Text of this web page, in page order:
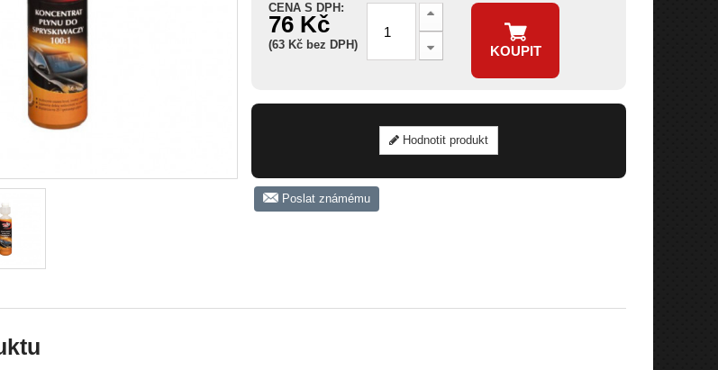
CENA S DPH:
76 Kč
(63 Kč bez DPH) KOUPIT
Hodnotit produkt
Poslat známému